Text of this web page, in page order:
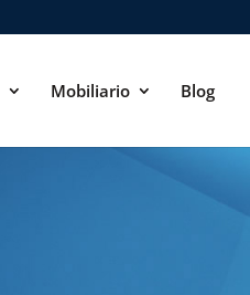
Mobiliario Blog